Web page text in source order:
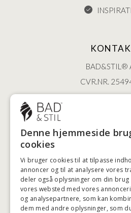
BAD&STIL®
CVR.NR.
2100 KØBENHAVN
+45 3920
HØJESTE
Denne hjemmeside
cookies
Vi bruger cookies til at tilpasse
annoncer og til at analysere vores
deler også oplysninger om din brug
vores websted med vores
og analysepartnere, som kan
dem med andre oplysninger, som